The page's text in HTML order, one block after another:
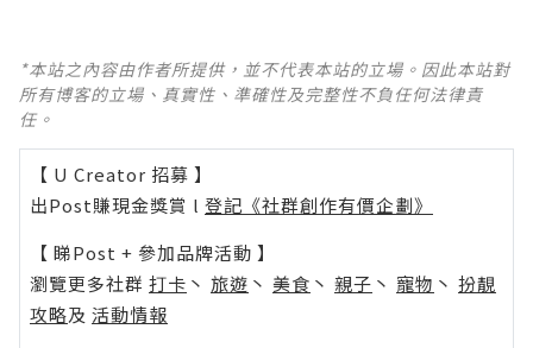
*本站之內容由作者所提供，並不代表本站的立場。因此本站對
所有博客的立場、真實性、準確性及完整性不負任何法律責
任。
【 U Creator 招募 】
出Post賺現金獎賞 l 登記《社群創作有價企劃》
【 睇Post + 參加品牌活動 】
瀏覽更多社群 打卡 丶 旅遊 丶 美食 丶 親子 丶 寵物 丶 扮靚
攻略及 活動情報